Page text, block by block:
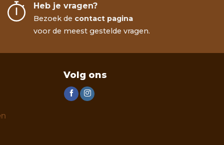
Heb je vragen?
Bezoek de contact pagina
voor de meest gestelde vragen.
Volg ons